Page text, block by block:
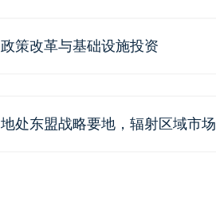
政策改革与基础设施投资
地处东盟战略要地，辐射区域市场